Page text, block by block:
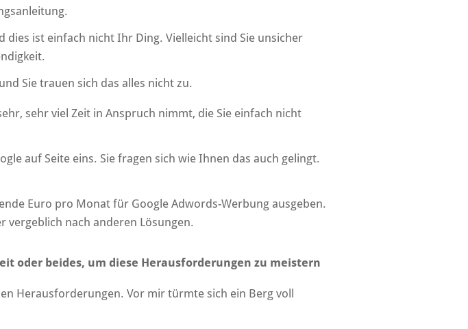
dies ist einfach nicht Ihr Ding. Vielleicht sind Sie unsicher
Sie trauen sich das alles nicht zu.
sehr viel Zeit in Anspruch nimmt, die Sie einfach nicht
auf Seite eins. Sie fragen sich wie Ihnen das auch gelingt.
Euro pro Monat für Google Adwords-Werbung ausgeben.
vergeblich nach anderen Lösungen.
oder beides, um diese Herausforderungen zu meistern
Herausforderungen. Vor mir türmte sich ein Berg voll